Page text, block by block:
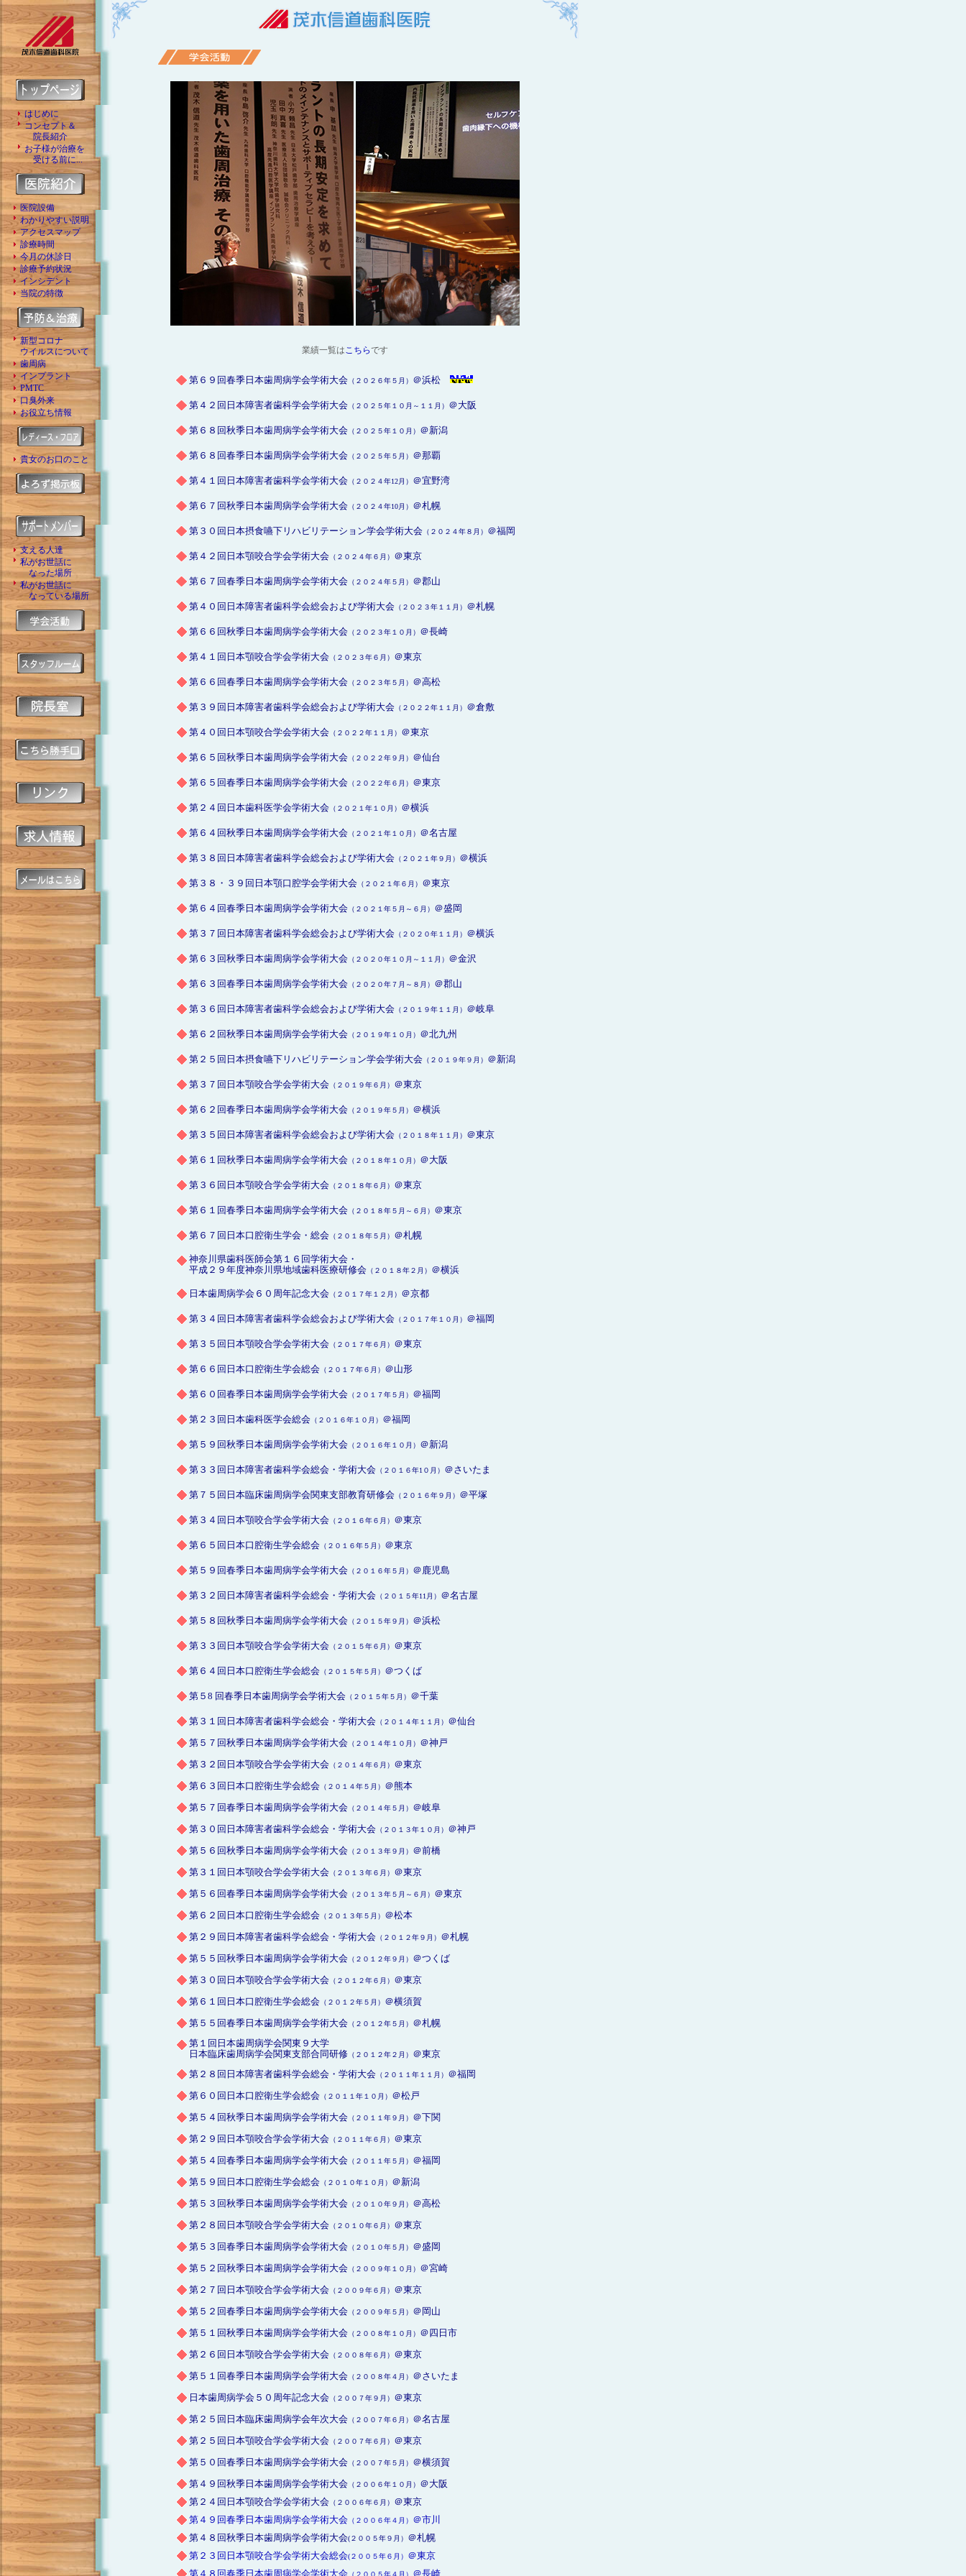
はじめに
コンセプト＆
院長紹介
お子様が治療を
受ける前に...
医院設備
わかりやすい説明
アクセスマップ
診療時間
今月の休診日
診療予約状況
インシデント
当院の特徴
新型コロナ
ウイルスについて
歯周病
インプラント
PMTC
口臭外来
お役立ち情報
貴女のお口のこと
支える人達
私がお世話に
なった場所
私がお世話に
なっている場所
業績一覧はこちらです
第６９回春季日本歯周病学会学術大会 （２０２６年５月） ＠浜松
第４２回日本障害者歯科学会学術大会 （２０２５年１０月～１１月） ＠大阪
第６８回秋季日本歯周病学会学術大会 （２０２５年１０月） ＠新潟
第６８回春季日本歯周病学会学術大会 （２０２５年５月） ＠那覇
第４１回日本障害者歯科学会学術大会 （２０２４年12月） ＠宜野湾
第６７回秋季日本歯周病学会学術大会 （２０２４年10月） ＠札幌
第３０回日本摂食嚥下リハビリテーション学会学術大会 （２０２４年８月） ＠福岡
第４２回日本顎咬合学会学術大会 （２０２４年６月） ＠東京
第６７回春季日本歯周病学会学術大会 （２０２４年５月） ＠郡山
第４０回日本障害者歯科学会総会および学術大会 （２０２３年１１月） ＠札幌
第６６回秋季日本歯周病学会学術大会 （２０２３年１０月） ＠長崎
第４１回日本顎咬合学会学術大会 （２０２３年６月） ＠東京
第６６回春季日本歯周病学会学術大会 （２０２３年５月） ＠高松
第３９回日本障害者歯科学会総会および学術大会 （２０２２年１１月） ＠倉敷
第４０回日本顎咬合学会学術大会 （２０２２年１１月） ＠東京
第６５回秋季日本歯周病学会学術大会 （２０２２年９月） ＠仙台
第６５回春季日本歯周病学会学術大会 （２０２２年６月） ＠東京
第２４回日本歯科医学会学術大会 （２０２１年１０月） ＠横浜
第６４回秋季日本歯周病学会学術大会 （２０２１年１０月） ＠名古屋
第３８回日本障害者歯科学会総会および学術大会 （２０２１年９月） ＠横浜
第３８・３９回日本顎口腔学会学術大会 （２０２１年６月） ＠東京
第６４回春季日本歯周病学会学術大会 （２０２１年５月～６月） ＠盛岡
第３７回日本障害者歯科学会総会および学術大会 （２０２０年１１月） ＠横浜
第６３回秋季日本歯周病学会学術大会 （２０２０年１０月～１１月） ＠金沢
第６３回春季日本歯周病学会学術大会 （２０２０年７月～８月） ＠郡山
第３６回日本障害者歯科学会総会および学術大会 （２０１９年１１月） ＠岐阜
第６２回秋季日本歯周病学会学術大会 （２０１９年１０月） ＠北九州
第２５回日本摂食嚥下リハビリテーション学会学術大会 （２０１９年９月） ＠新潟
第３７回日本顎咬合学会学術大会 （２０１９年６月） ＠東京
第６２回春季日本歯周病学会学術大会 （２０１９年５月） ＠横浜
第３５回日本障害者歯科学会総会および学術大会 （２０１８年１１月） ＠東京
第６１回秋季日本歯周病学会学術大会 （２０１８年１０月） ＠大阪
第３６回日本顎咬合学会学術大会 （２０１８年６月） ＠東京
第６１回春季日本歯周病学会学術大会 （２０１８年５月～６月） ＠東京
第６７回日本口腔衛生学会・総会 （２０１８年５月） ＠札幌
神奈川県歯科医師会第１６回学術大会・
平成２９年度神奈川県地域歯科医療研修会 （２０１８年２月） ＠横浜
日本歯周病学会６０周年記念大会 （２０１７年１２月） ＠京都
第３４回日本障害者歯科学会総会および学術大会 （２０１７年１０月） ＠福岡
第３５回日本顎咬合学会学術大会 （２０１７年６月） ＠東京
第６６回日本口腔衛生学会総会 （２０１７年６月） ＠山形
第６０回春季日本歯周病学会学術大会 （２０１７年５月） ＠福岡
第２３回日本歯科医学会総会 （２０１６年１０月） ＠福岡
第５９回秋季日本歯周病学会学術大会 （２０１６年１０月） ＠新潟
第３３回日本障害者歯科学会総会・学術大会 （２０１６年1０月） ＠さいたま
第７５回日本臨床歯周病学会関東支部教育研修会 （２０１６年９月） ＠平塚
第３４回日本顎咬合学会学術大会 （２０１６年６月） ＠東京
第６５回日本口腔衛生学会総会 （２０１６年５月） ＠東京
第５９回春季日本歯周病学会学術大会 （２０１６年５月） ＠鹿児島
第３２回日本障害者歯科学会総会・学術大会 （２０１５年11月） ＠名古屋
第５８回秋季日本歯周病学会学術大会 （２０１５年９月） ＠浜松
第３３回日本顎咬合学会学術大会 （２０１５年６月） ＠東京
第６４回日本口腔衛生学会総会 （２０１５年５月） ＠つくば
第５8 回春季日本歯周病学会学術大会 （２０１５年５月） ＠千葉
第３１回日本障害者歯科学会総会・学術大会 （２０１４年１１月） ＠仙台
第５７回秋季日本歯周病学会学術大会 （２０１４年１０月） ＠神戸
第３２回日本顎咬合学会学術大会 （２０１４年６月） ＠東京
第６３回日本口腔衛生学会総会 （２０１４年５月） ＠熊本
第５７回春季日本歯周病学会学術大会 （２０１４年５月） ＠岐阜
第３０回日本障害者歯科学会総会・学術大会 （２０１３年１０月） ＠神戸
第５６回秋季日本歯周病学会学術大会 （２０１３年９月） ＠前橋
第３１回日本顎咬合学会学術大会 （２０１３年６月） ＠東京
第５６回春季日本歯周病学会学術大会 （２０１３年５月～６月） ＠東京
第６２回日本口腔衛生学会総会 （２０１３年５月） ＠松本
第２９回日本障害者歯科学会総会・学術大会 （２０１２年９月） ＠札幌
第５５回秋季日本歯周病学会学術大会 （２０１２年９月） ＠つくば
第３０回日本顎咬合学会学術大会 （２０１２年６月） ＠東京
第６１回日本口腔衛生学会総会 （２０１２年５月） ＠横須賀
第５５回春季日本歯周病学会学術大会 （２０１２年５月） ＠札幌
第１回日本歯周病学会関東９大学
日本臨床歯周病学会関東支部合同研修 （２０１２年２月） ＠東京
第２８回日本障害者歯科学会総会・学術大会 （２０１１年１１月） ＠福岡
第６０回日本口腔衛生学会総会 （２０１１年１０月） ＠松戸
第５４回秋季日本歯周病学会学術大会 （２０１１年９月） ＠下関
第２９回日本顎咬合学会学術大会 （２０１１年６月） ＠東京
第５４回春季日本歯周病学会学術大会 （２０１１年５月） ＠福岡
第５９回日本口腔衛生学会総会 （２０１０年１０月） ＠新潟
第５３回秋季日本歯周病学会学術大会 （２０１０年９月） ＠高松
第２８回日本顎咬合学会学術大会 （２０１０年６月） ＠東京
第５３回春季日本歯周病学会学術大会 （２０１０年５月） ＠盛岡
第５２回秋季日本歯周病学会学術大会 （２００９年１０月） ＠宮崎
第２７回日本顎咬合学会学術大会 （２００９年６月） ＠東京
第５２回春季日本歯周病学会学術大会 （２００９年５月） ＠岡山
第５１回秋季日本歯周病学会学術大会 （２００８年１０月） ＠四日市
第２６回日本顎咬合学会学術大会 （２００８年６月） ＠東京
第５１回春季日本歯周病学会学術大会 （２００８年４月） ＠さいたま
日本歯周病学会５０周年記念大会 （２００７年９月） ＠東京
第２５回日本臨床歯周病学会年次大会 （２００７年６月） ＠名古屋
第２５回日本顎咬合学会学術大会 （２００７年６月） ＠東京
第５０回春季日本歯周病学会学術大会 （２００７年５月） ＠横須賀
第４９回秋季日本歯周病学会学術大会 （２００６年１０月） ＠大阪
第２４回日本顎咬合学会学術大会 （２００６年６月） ＠東京
第４９回春季日本歯周病学会学術大会 （２００６年４月） ＠市川
第４８回秋季日本歯周病学会学術大会(２００５年９月） ＠札幌
第２３回日本顎咬合学会学術大会総会(２００５年６月） ＠東京
第４８回春季日本歯周病学会学術大会 （２００５年４月） ＠長崎